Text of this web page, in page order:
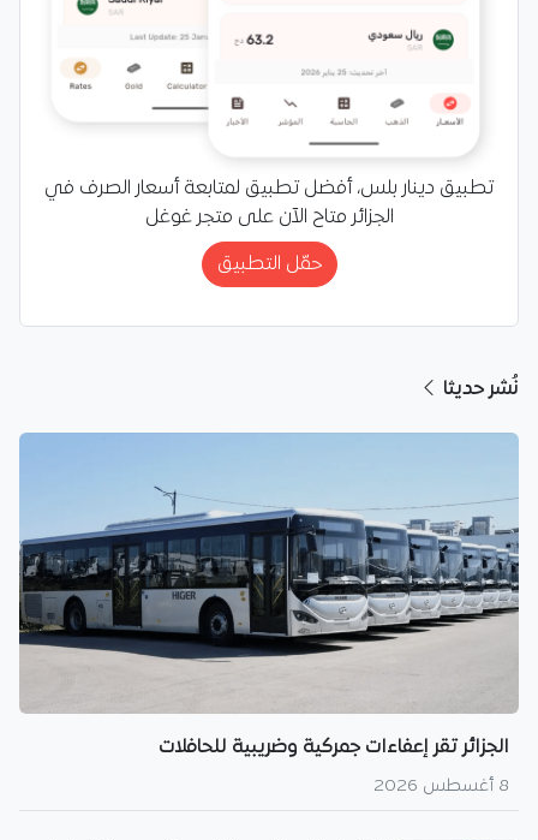
تطبيق دينار بلس، أفضل تطبيق لمتابعة أسعار الصرف في
الجزائر متاح الآن على متجر غوغل
حمّل التطبيق
نُشر حديثا
الجزائر تقر إعفاءات جمركية وضريبية للحافلات
8 أغسطس 2026